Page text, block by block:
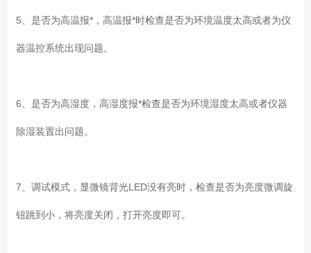
5、是否为高温报*，高温报*时检查是否为环境温度太高或者为仪
器温控系统出现问题。
6、是否为高湿度，高湿度报*检查是否为环境湿度太高或者仪器
除湿装置出问题。
7、调试模式，显微镜背光LED没有亮时，检查是否为亮度微调旋
钮跳到小，将亮度关闭，打开亮度即可。